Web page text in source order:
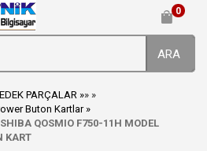
0
ARA
PARÇALAR
» »
Buton Kartlar
QOSMIO F750-11H MODEL
KART